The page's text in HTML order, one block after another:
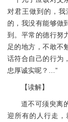
对君王做到的，我
的，我没有能够做
到。平常的德行努
足的地方，不敢不
话符合自己的行为
忠厚诚实呢？…”
【读解】
道不可须臾离
迎所有的人行走